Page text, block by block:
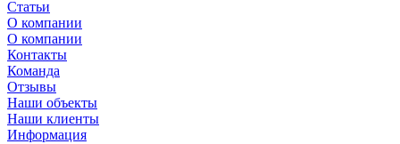
Статьи
О компании
О компании
Контакты
Команда
Отзывы
Наши объекты
Наши клиенты
Информация